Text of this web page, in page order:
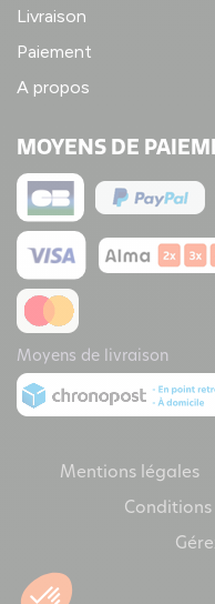
Livraison
Paiement
A propos
MOYENS DE
Moyens de livraison
Mentions légales